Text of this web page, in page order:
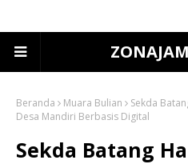
Beranda Muara Bulian
Sekda
Desa Mandiri Berbasis Digital
Sekda Batang